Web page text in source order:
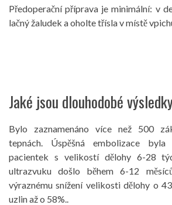
Předoperační příprava je minimální: v
lačný žaludek a oholte třísla v místě
Jaké jsou dlouhodobé
Bylo zaznamenáno více než 500
tepnách. Úspěšná embolizace
pacientek s velikostí dělohy 6-28
ultrazvuku došlo během 6-12
výraznému snížení velikosti dělohy o
uzlin až o 58%..